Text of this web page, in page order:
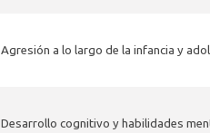
Agresión a lo largo de la infancia y
Desarrollo cognitivo y habilidades